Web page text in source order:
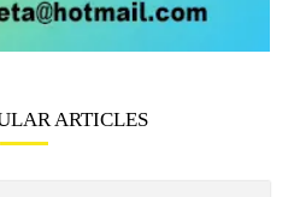
ARTICLES